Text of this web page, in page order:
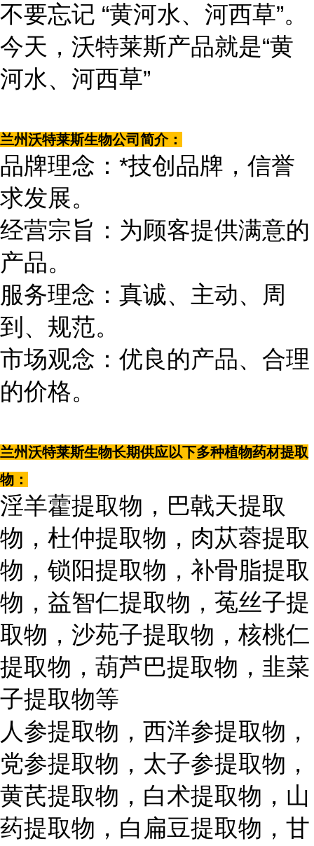
不要忘记 “黄河水、河西草”。
今天，沃特莱斯产品就是“黄
河水、河西草”
兰州沃特莱斯生物公司简介：
品牌理念：*技创品牌，信誉
求发展。
经营宗旨：为顾客提供满意的
产品。
服务理念：真诚、主动、周
到、规范。
市场观念：优良的产品、合理
的价格。
兰州沃特莱斯生物长期供应以下多种植物药材提取
物：
淫羊藿提取物，巴戟天提取
物，杜仲提取物，肉苁蓉提取
物，锁阳提取物，补骨脂提取
物，益智仁提取物，菟丝子提
取物，沙苑子提取物，核桃仁
提取物，葫芦巴提取物，韭菜
子提取物等
人参提取物，西洋参提取物，
党参提取物，太子参提取物，
黄芪提取物，白术提取物，山
药提取物，白扁豆提取物，甘